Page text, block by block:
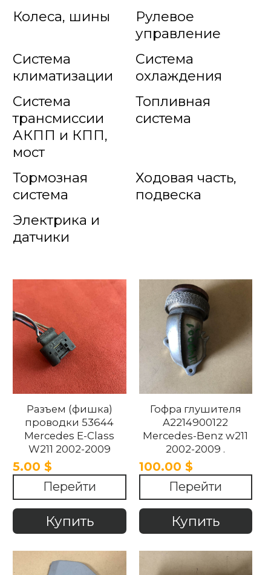
Колеса, шины
Рулевое
управление
Система
климатизации
Система
охлаждения
Система
трансмиссии
АКПП и КПП,
мост
Топливная
система
Тормозная
система
Ходовая часть,
подвеска
Электрика и
датчики
Разъем (фишка)
проводки 53644
Mercedes E-Class
W211 2002-2009
5.00 $
Перейти
Купить
Гофра глушителя
A2214900122
Mercedes-Benz w211
2002-2009 .
100.00 $
Перейти
Купить